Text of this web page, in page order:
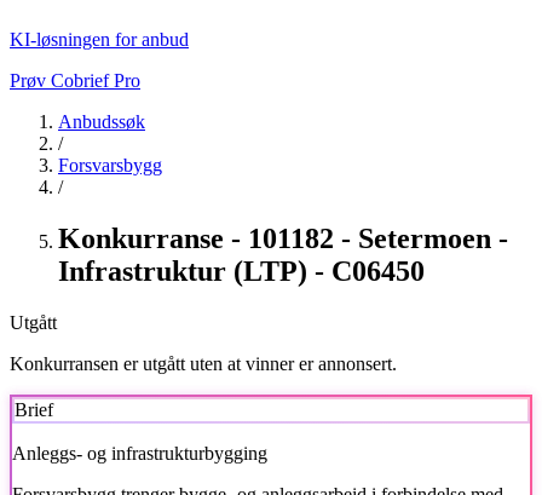
KI-løsningen for anbud
Prøv Cobrief Pro
Anbudssøk
/
Forsvarsbygg
/
Konkurranse - 101182 - Setermoen -
Infrastruktur (LTP) - C06450
Utgått
Konkurransen er utgått uten at vinner er annonsert.
Brief
Anleggs- og infrastrukturbygging